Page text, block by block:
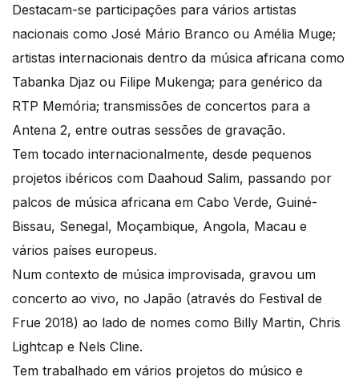
Destacam-se participações para vários artistas
nacionais como José Mário Branco ou Amélia Muge;
artistas internacionais dentro da música africana como
Tabanka Djaz ou Filipe Mukenga; para genérico da
RTP Memória; transmissões de concertos para a
Antena 2, entre outras sessões de gravação.
Tem tocado internacionalmente, desde pequenos
projetos ibéricos com Daahoud Salim, passando por
palcos de música africana em Cabo Verde, Guiné-
Bissau, Senegal, Moçambique, Angola, Macau e
vários países europeus.
Num contexto de música improvisada, gravou um
concerto ao vivo, no Japão (através do Festival de
Frue 2018) ao lado de nomes como Billy Martin, Chris
Lightcap e Nels Cline.
Tem trabalhado em vários projetos do músico e